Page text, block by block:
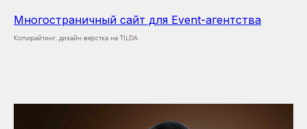
Многостраничный сайт для Event-агентства
Копирайтинг, дизайн верстка на TILDA